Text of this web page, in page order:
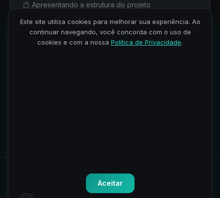
Apresentando a estrutura do projeto
Construindo a estrutura do projeto
Todos os direitos reservados. Política de Privacidade
de Uso
Este site utiliza cookies para melhorar sua experiência. Ao
continuar navegando, você concorda com o uso de
cookies e com a nossa Política de Privacidade.
Aceitar